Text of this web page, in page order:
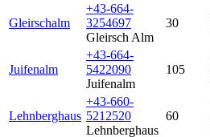
Gleirschalm
+43-664-
3254697
Gleirsch Alm
30
Juifenalm
+43-664-
5422090
Juifenalm
105
Lehnberghaus
+43-660-
5212520
Lehnberghaus
60